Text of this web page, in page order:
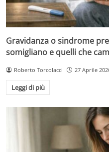
Gravidanza o sindrome
somigliano e quelli che
Roberto Torcolacci 27 Aprile
Leggi di più